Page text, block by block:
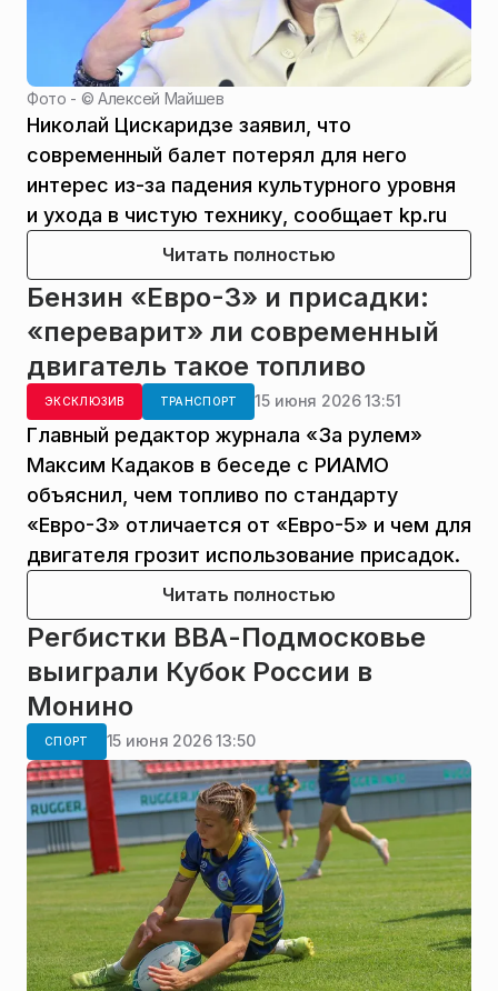
Фото - ©Алексей Майшев
Николай Цискаридзе заявил, что
современный балет потерял для него
интерес из-за падения культурного уровня
и ухода в чистую технику, сообщает kp.ru
Читать полностью
Бензин «Евро-3» и присадки:
«переварит» ли современный
двигатель такое топливо
ЭКСКЛЮЗИВ ТРАНСПОРТ 15 июня 2026 13:51
Главный редактор журнала «За рулем»
Максим Кадаков в беседе с РИАМО
объяснил, чем топливо по стандарту
«Евро-3» отличается от «Евро-5» и чем для
двигателя грозит использование присадок.
Читать полностью
Регбистки ВВА-Подмосковье
выиграли Кубок России в
Монино
СПОРТ 15 июня 2026 13:50